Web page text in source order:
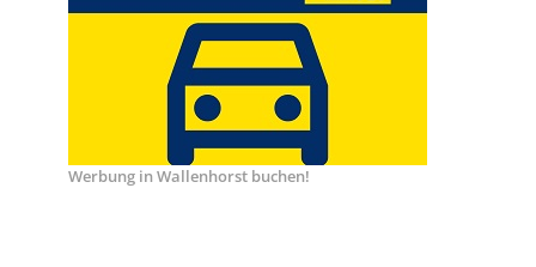
Werbung in Wallenhorst buchen!